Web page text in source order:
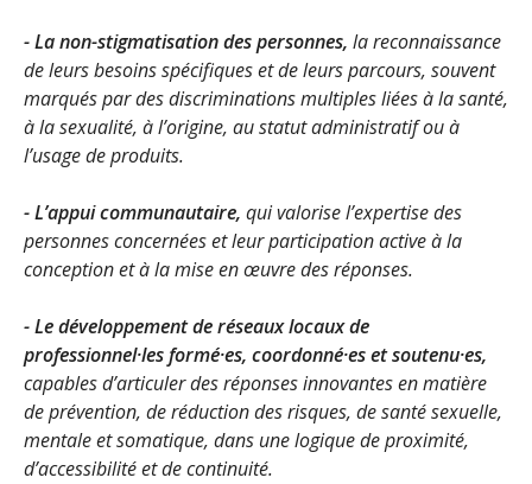
- La non-stigmatisation des personnes, la reconnaissance
de leurs besoins spécifiques et de leurs parcours, souvent
marqués par des discriminations multiples liées à la santé,
à la sexualité, à l’origine, au statut administratif ou à
l’usage de produits.
- L’appui communautaire, qui valorise l’expertise des
personnesconcernées et leur participation active à la
conception et à la mise en œuvre des réponses.
- Le développement de réseaux locaux de
professionnel·les formé·es, coordonné·es et soutenu·es,
capables d’articuler des réponses innovantesen matière
de prévention, de réduction des risques, de santé sexuelle,
mentale et somatique, dans une logique de proximité,
d’accessibilité et de continuité.